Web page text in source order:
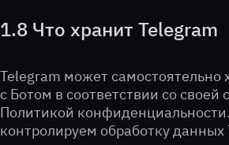
1.8 Что хранит Telegram
Telegram может самостоятельно
с Ботом в соответствии со своей
Политикой
контролируем обработку данных